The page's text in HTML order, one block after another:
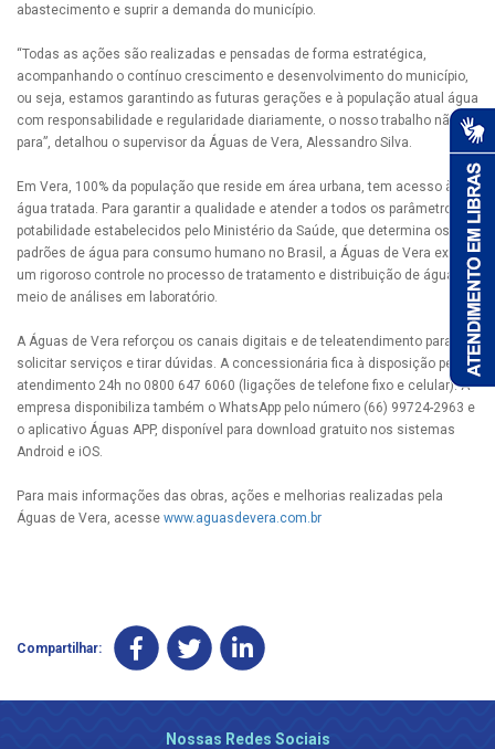
abastecimento e suprir a demanda do município.
“Todas as ações são realizadas e pensadas de forma estratégica,
acompanhando o contínuo crescimento e desenvolvimento do município,
ou seja, estamos garantindo as futuras gerações e à população atual água
com responsabilidade e regularidade diariamente, o nosso trabalho não
para”, detalhou o supervisor da Águas de Vera, Alessandro Silva.
Em Vera, 100% da população que reside em área urbana, tem acesso à
água tratada. Para garantir a qualidade e atender a todos os parâmetros de
potabilidade estabelecidos pelo Ministério da Saúde, que determina os
padrões de água para consumo humano no Brasil, a Águas de Vera exerce
um rigoroso controle no processo de tratamento e distribuição de água por
meio de análises em laboratório.
A Águas de Vera reforçou os canais digitais e de teleatendimento para
solicitar serviços e tirar dúvidas. A concessionária fica à disposição pelo
atendimento 24h no 0800 647 6060 (ligações de telefone fixo e celular). A
empresa disponibiliza também o WhatsApp pelo número (66) 99724-2963 e
o aplicativo Águas APP, disponível para download gratuito nos sistemas
Android e iOS.
Para mais informações das obras, ações e melhorias realizadas pela
Águas de Vera, acesse www.aguasdevera.com.br
Compartilhar:
Nossas Redes Sociais